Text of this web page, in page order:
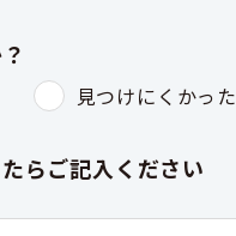
見つけにくかった
らご記入ください